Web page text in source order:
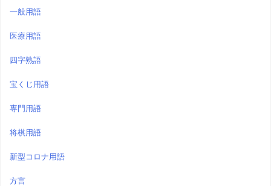
一般用語
医療用語
四字熟語
宝くじ用語
専門用語
将棋用語
新型コロナ用語
方言